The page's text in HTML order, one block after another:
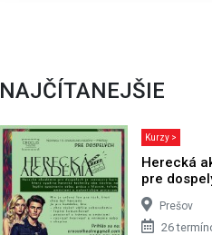
NAJČÍTANEJŠIE
Kurzy >
Herecká
pre
Prešov
26